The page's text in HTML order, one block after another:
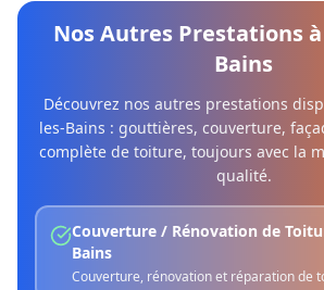
Nos Autres Prestations à
Bains
Découvrez nos autres prestations
les-Bains : gouttières, couverture,
complète de toiture, toujours avec la
qualité.
Couverture / Rénovation de
Bains
Couverture, rénovation et réparation de